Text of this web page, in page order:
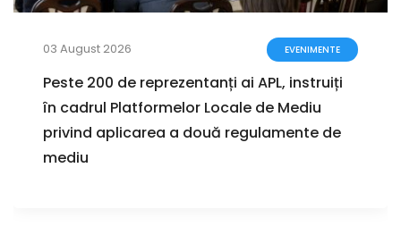
03 August 2026 EVENIMENTE
Peste 200 de reprezentanți ai APL, instruiți
în cadrul Platformelor Locale de Mediu
privind aplicarea a două regulamente de
mediu